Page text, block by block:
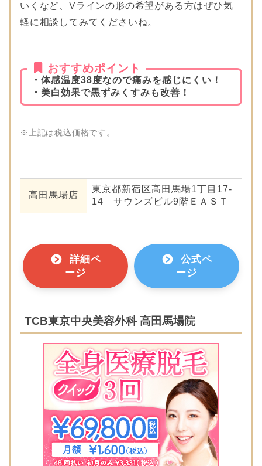
いくなど、Vラインの形の希望がある方はぜひ気
軽に相談してみてくださいね。
おすすめポイント
・体感温度38度なので痛みを感じにくい！
・美白効果で黒ずみくすみも改善！
※上記は税込価格です。
高田馬場店
東京都新宿区高田馬場1丁目17-
14 サウンズビル9階ＥＡＳＴ
詳細ペ
ージ
公式ペ
ージ
TCB東京中央美容外科 高田馬場院